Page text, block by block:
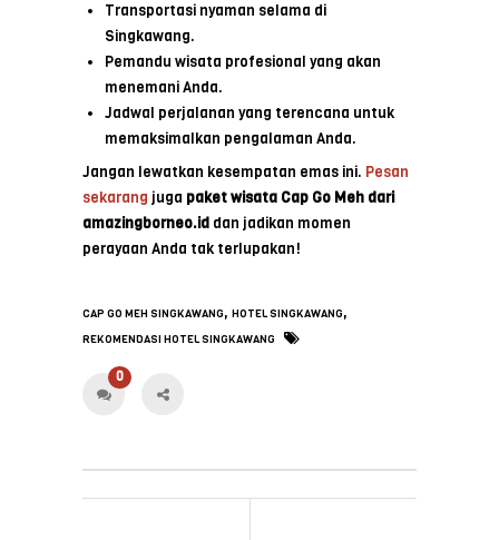
Transportasi nyaman selama di
Singkawang.
Pemandu wisata profesional yang akan
menemani Anda.
Jadwal perjalanan yang terencana untuk
memaksimalkan pengalaman Anda.
Jangan lewatkan kesempatan emas ini. Pesan
sekarang juga paket wisata Cap Go Meh dari
amazingborneo.id dan jadikan momen
perayaan Anda tak terlupakan!
CAP GO MEH SINGKAWANG, HOTEL SINGKAWANG,
REKOMENDASI HOTEL SINGKAWANG
0